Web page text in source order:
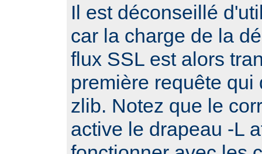
Il est déconseillé
car la charge de la
flux SSL est alors
première requête
zlib. Notez que le
active le drapeau -L